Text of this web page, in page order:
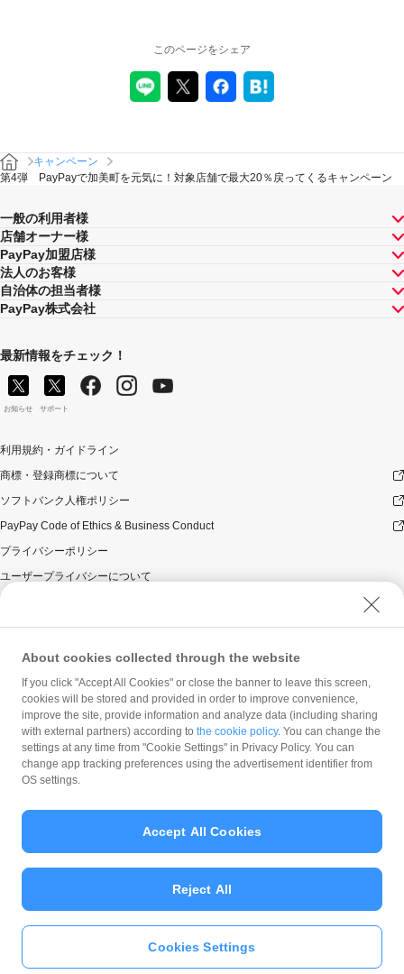
PayPayアプリをダウンロ
このページをシェア
キャンペーン
第4弾 PayPayで加美町を元気に！対象店舗で最大20％戻ってくるキャンペーン
一般の利用者様
店舗オーナー様
PayPay加盟店様
法人のお客様
自治体の担当者様
PayPay株式会社
最新情報をチェック！
お知らせ サポート
利用規約・ガイドライン
商標・登録商標について
ソフトバンク人権ポリシー
PayPay Code of Ethics & Business Conduct
プライバシーポリシー
ユーザープライバシーについて
ウェブサイト利用規約
反社会的勢力に対する方針
勧誘方針
マネロン等基本方針
カスタマーハラスメントに関する当社の考え方
© PayPay Corporation
About cookies collected through the website
If you click "Accept All Cookies" or close the banner to leave this screen,
cookies will be stored and provided in order to improve convenience,
improve the site, provide information and analyze data (including sharing
with external partners) according to the cookie policy. You can change the
settings at any time from "Cookie Settings" in Privacy Policy. You can
change app tracking preferences using the advertisement identifier from
OS settings.
Cookies Settings
Reject All
Accept All Cookies